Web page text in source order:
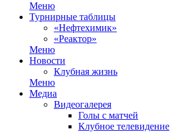
Меню
Турнирные таблицы
«Нефтехимик»
«Реактор»
Меню
Новости
Клубная жизнь
Меню
Медиа
Видеогалерея
Голы с матчей
Клубное телевидение